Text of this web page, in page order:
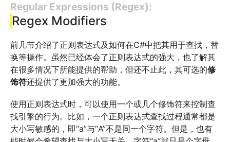
Regular Expressions (Regex):
Regex Modifiers
前几节介绍了正则表达式及如何在C#中把其用于查找，替
换等操作。虽然已经体会了正则表达式的强大，也了解其
在很多情况下所能提供的帮助，但还不止此，其可选的修
饰符还提供了更加强大的功能。
使用正则表达式时，可以使用一个或几个修饰符来控制查
找引擎的行为。比如，一个正则表达式查找过程通常都是
大小写敏感的，即“a”与“A”不是同一个字符。但是，也有